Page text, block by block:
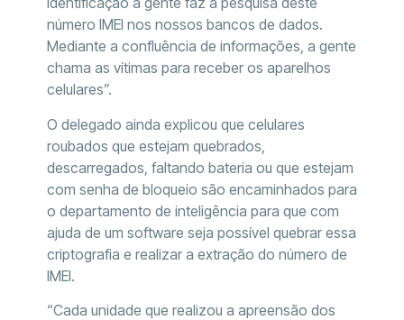
número IMEI nos nossos bancos de dados.
Mediante a confluência de informações, a gente
chama as vítimas para receber os aparelhos
celulares”.
O delegado ainda explicou que celulares
roubados que estejam quebrados,
descarregados, faltando bateria ou que estejam
com senha de bloqueio são encaminhados para
o departamento de inteligência para que com
ajuda de um software seja possível quebrar essa
criptografia e realizar a extração do número de
IMEI.
“Cada unidade que realizou a apreensão dos